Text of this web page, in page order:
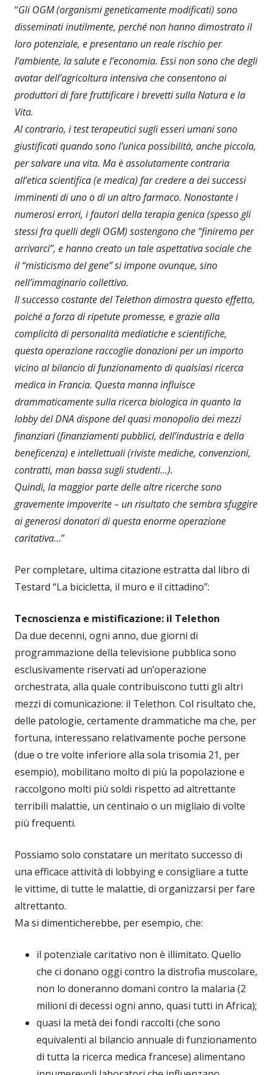
“Gli OGM (organismi geneticamente modificati) sono
disseminati inutilmente, perché non hanno dimostrato il
loro potenziale, e presentano un reale rischio per
l’ambiente, la salute e l’economia. Essi non sono che degli
avatar dell’agricoltura intensiva che consentono ai
produttori di fare fruttificare i brevetti sulla Natura e la
Vita.
Al contrario, i test terapeutici sugli esseri umani sono
giustificati quando sono l’unica possibilità, anche piccola,
per salvare una vita. Ma è assolutamente contraria
all’etica scientifica (e medica) far credere a dei successi
imminenti di uno o di un altro farmaco. Nonostante i
numerosi errori, i fautori della terapia genica (spesso gli
stessi fra quelli degli OGM) sostengono che “finiremo per
arrivarci”, e hanno creato un tale aspettativa sociale che
il “misticismo del gene” si impone ovunque, sino
nell’immaginario collettivo.
Il successo costante del Telethon dimostra questo effetto,
poiché a forza di ripetute promesse, e grazie alla
complicità di personalità mediatiche e scientifiche,
questa operazione raccoglie donazioni per un importo
vicino al bilancio di funzionamento di qualsiasi ricerca
medica in Francia. Questa manna influisce
drammaticamente sulla ricerca biologica in quanto la
lobby del DNA dispone del quasi monopolio dei mezzi
finanziari (finanziamenti pubblici, dell’industria e della
beneficenza) e intellettuali (riviste mediche, convenzioni,
contratti, man bassa sugli studenti…).
Quindi, la maggior parte delle altre ricerche sono
gravemente impoverite – un risultato che sembra sfuggire
ai generosi donatori di questa enorme operazione
caritativa…”
Per completare, ultima citazione estratta dal libro di
Testard “La bicicletta, il muro e il cittadino”:
Tecnoscienza e mistificazione: il Telethon
Da due decenni, ogni anno, due giorni di
programmazione della televisione pubblica sono
esclusivamente riservati ad un’operazione
orchestrata, alla quale contribuiscono tutti gli altri
mezzi di comunicazione: il Telethon. Col risultato che,
delle patologie, certamente drammatiche ma che, per
fortuna, interessano relativamente poche persone
(due o tre volte inferiore alla sola trisomia 21, per
esempio), mobilitano molto di più la popolazione e
raccolgono molti più soldi rispetto ad altrettante
terribili malattie, un centinaio o un migliaio di volte
più frequenti.
Possiamo solo constatare un meritato successo di
una efficace attività di lobbying e consigliare a tutte
le vittime, di tutte le malattie, di organizzarsi per fare
altrettanto.
Ma si dimenticherebbe, per esempio, che:
il potenziale caritativo non è illimitato. Quello
che ci donano oggi contro la distrofia muscolare,
non lo doneranno domani contro la malaria (2
milioni di decessi ogni anno, quasi tutti in Africa);
quasi la metà dei fondi raccolti (che sono
equivalenti al bilancio annuale di funzionamento
di tutta la ricerca medica francese) alimentano